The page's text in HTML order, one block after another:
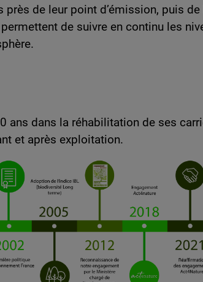
de leur point d’émission, puis de
de suivre en continu les
ans dans la réhabilitation de ses
et après exploitation.